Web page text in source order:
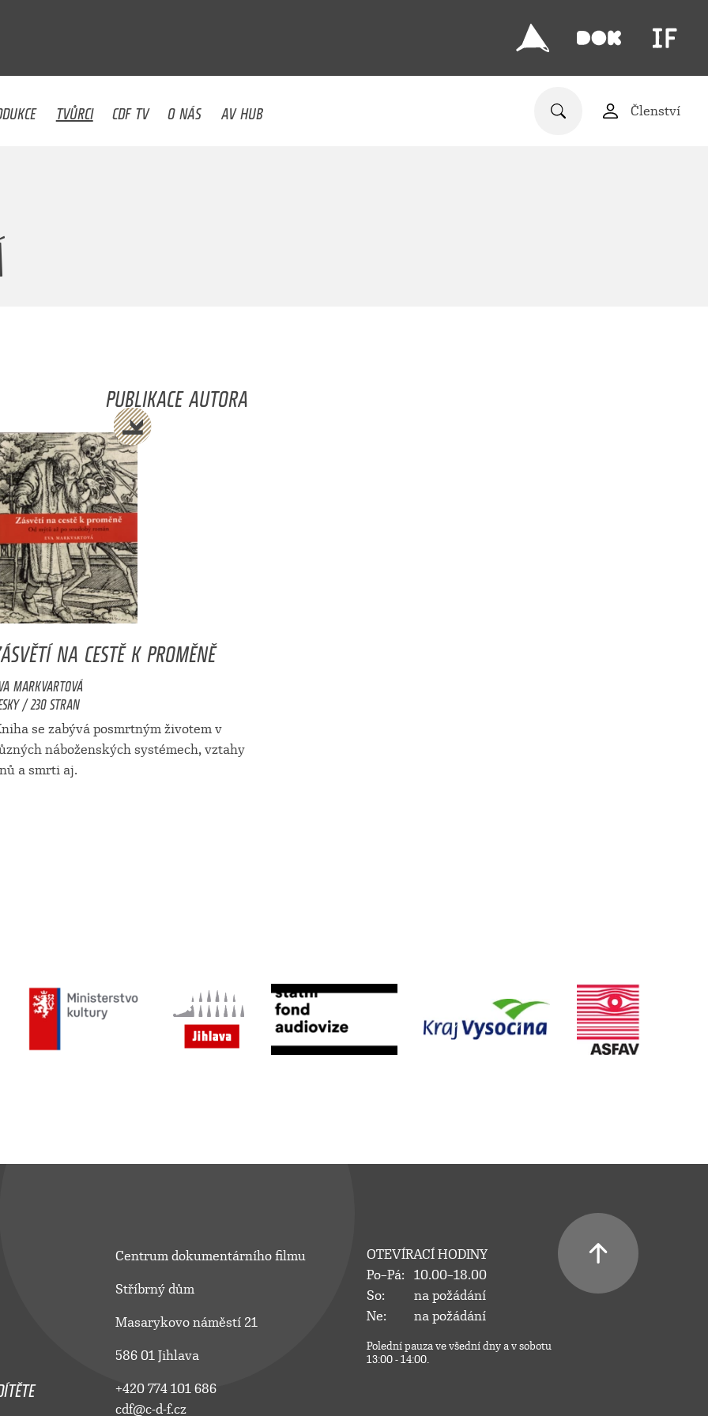
TVŮRCI CDF TV O NÁS AV HUB Členství
PUBLIKACE AUTORA
NA CESTĚ K PROMĚNĚ
MARKVARTOVÁ
/ 230 STRAN
se zabývá posmrtným životem v
náboženských systémech, vztahy
a smrti aj.
Centrum dokumentárního filmu
Stříbrný dům
Masarykovo náměstí 21
586 01 Jihlava
+420 774 101 686
cdf@c-d-f.cz
OTEVÍRACÍ HODINY
Po–Pá:
10.00–18.00
So:
na požádání
Ne:
na požádání
Polední pauza ve všední dny a v sobotu
13:00 - 14:00.